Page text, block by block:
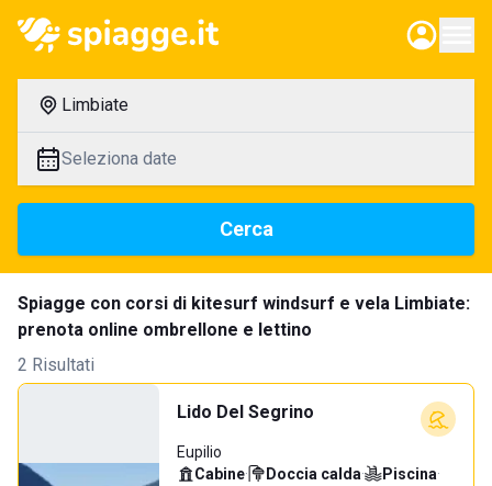
Limbiate
Seleziona date
Cerca
Spiagge con corsi di kitesurf windsurf e vela Limbiate:
prenota online ombrellone e lettino
2 Risultati
Lido Del Segrino
Eupilio
Cabine· Doccia calda· Piscina·